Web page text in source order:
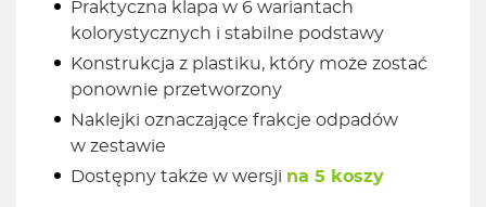
Praktyczna klapa w 6 wariantach
kolorystycznych i stabilne podstawy
Konstrukcja z plastiku, który może zostać
ponownie przetworzony
Naklejki oznaczające frakcje odpadów
w zestawie
Dostępny także w wersji na 5 koszy